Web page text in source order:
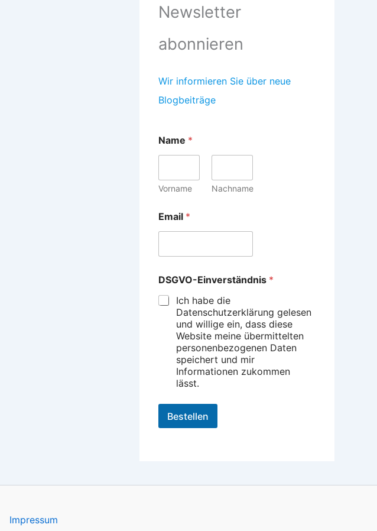
Newsletter
abonnieren
Wir informieren Sie über neue
Blogbeiträge
Name *
Vorname Nachname
Email *
E
m
a
DSGVO-Einverständnis *
Ich habe die
Datenschutzerklärung gelesen
und willige ein, dass diese
Website meine übermittelten
personenbezogenen Daten
speichert und mir
Informationen zukommen
lässt.
Bestellen
Impressum